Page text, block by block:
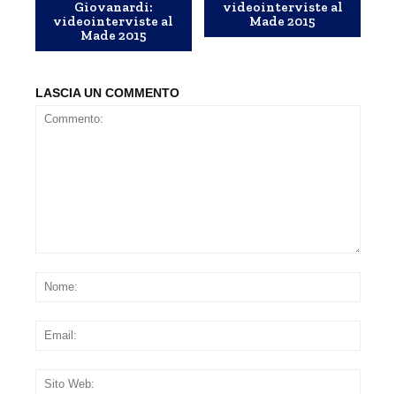
Giovanardi:
videointerviste al
Made 2015
videointerviste al
Made 2015
LASCIA UN COMMENTO